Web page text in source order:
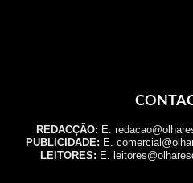
REDACÇÃO: E.
PUBLICIDADE: E.
LEITORES: E.